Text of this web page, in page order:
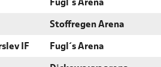
Fugl´s Arena
Stoffregen Arena
IF Fugl´s Arena